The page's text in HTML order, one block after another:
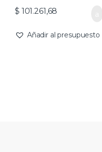
$ 101.261,68
Añadir al presupuesto